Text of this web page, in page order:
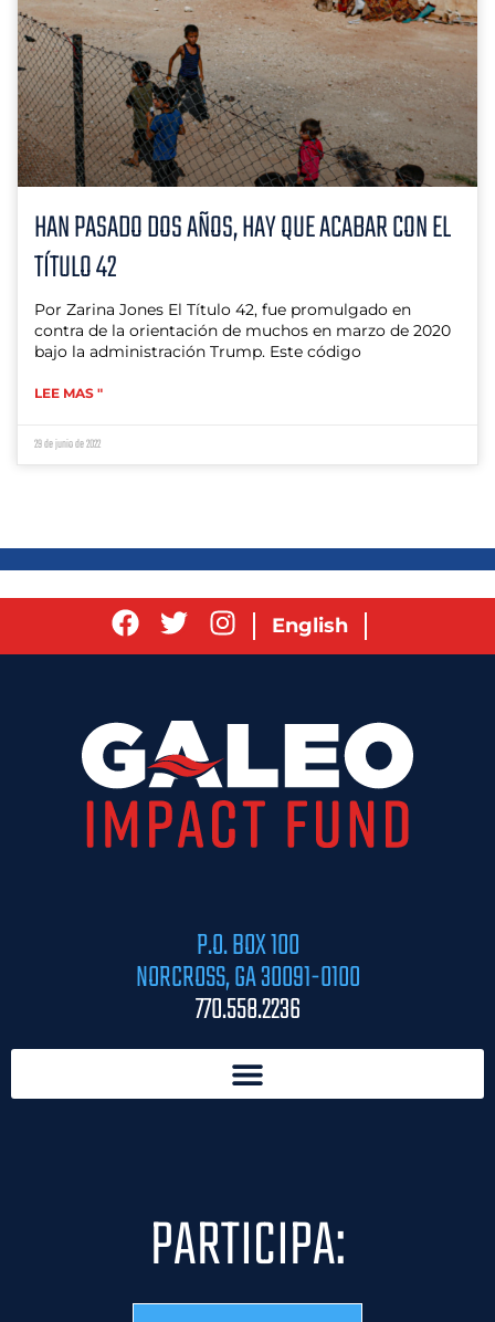
HAN PASADO DOS AÑOS, HAY QUE ACABAR CON EL
TÍTULO 42
Por Zarina Jones El Título 42, fue promulgado en
contra de la orientación de muchos en marzo de 2020
bajo la administración Trump. Este código
LEE MAS "
29 de junio de 2022
English
P.O. BOX 100
NORCROSS, GA 30091-0100
770.558.2236
PARTICIPA: